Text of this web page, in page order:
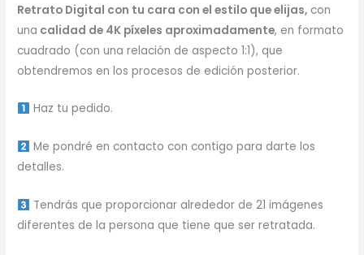
Retrato Digital con tu cara con el estilo que elijas, con
una calidad de 4K píxeles aproximadamente, en formato
cuadrado (con una relación de aspecto 1:1), que
obtendremos en los procesos de edición posterior.
Haz tu pedido.
Me pondré en contacto con contigo para darte los
detalles.
Tendrás que proporcionar alrededor de 21 imágenes
diferentes de la persona que tiene que ser retratada.